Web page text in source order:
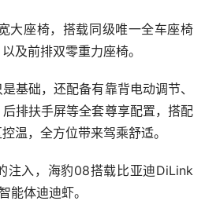
大座椅，搭载同级唯一全车座椅
及前排双零重力座椅。
基础，还配备有靠背电动调节、
排扶手屏等全套尊享配置，搭配
温，全方位带来驾乘舒适。
注入，海豹08搭载比亚迪DiLink
能体迪迪虾。